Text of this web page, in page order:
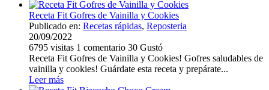
Receta Fit Gofres de Vainilla y Cookies
Publicado en: Recetas rápidas, Reposteria
20/09/2022
6795 visitas 1 comentario 30 Gustó
Receta Fit Gofres de Vainilla y Cookies! Gofres saludables de
vainilla y cookies! Guárdate esta receta y prepárate...
Leer más